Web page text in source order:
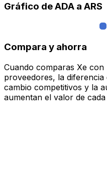
Gráfico de ADA a ARS
Compara y ahorra
Cuando comparas Xe
proveedores, la diferencia
cambio competitivos y la
aumentan el valor de